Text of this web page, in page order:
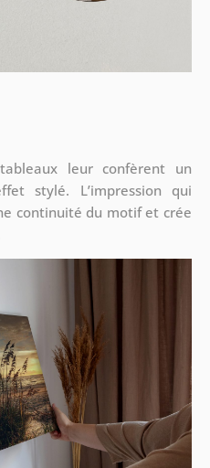
leur confèrent un
stylé. L’impression qui
continuité du motif et crée